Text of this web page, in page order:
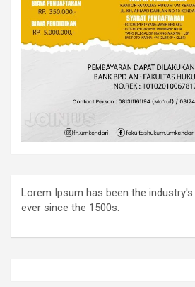
Lorem Ipsum has been the
ever since the 1500s.